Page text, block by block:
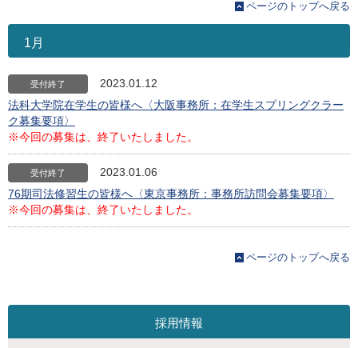
ページのトップへ戻る
1月
受付終了
2023.01.12
法科大学院在学生の皆様へ〈大阪事務所：在学生スプリングクラー
ク募集要項〉
※今回の募集は、終了いたしました。
受付終了
2023.01.06
76期司法修習生の皆様へ〈東京事務所：事務所訪問会募集要項〉
※今回の募集は、終了いたしました。
ページのトップへ戻る
採用情報